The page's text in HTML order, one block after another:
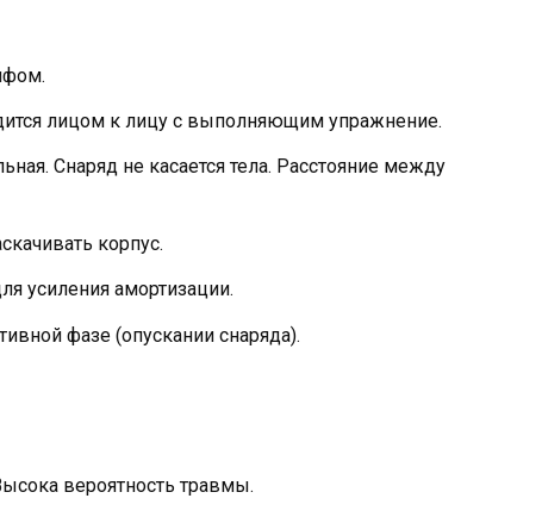
лицом к лицу с выполняющим упражнение.
Снаряд не касается тела. Расстояние между
корпус.
усиления амортизации.
фазе (опускании снаряда).
вероятность травмы.